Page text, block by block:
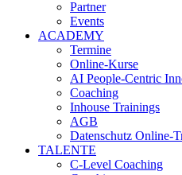
Partner
Events
ACADEMY
Termine
Online-Kurse
AI People-Centric
Coaching
Inhouse Trainings
AGB
Datenschutz Online-
TALENTE
C-Level Coaching